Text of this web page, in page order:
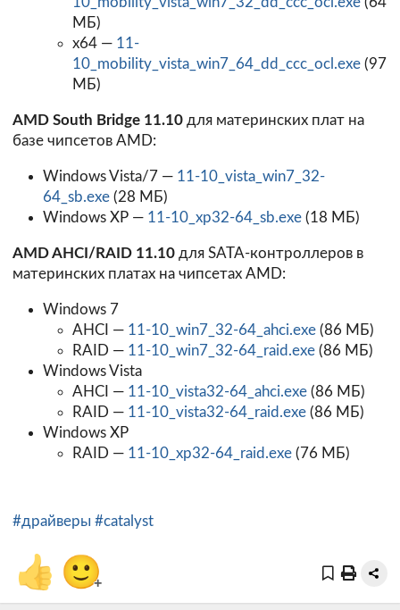
МБ)
x64 — 11-
10_mobility_vista_win7_64_dd_ccc_ocl.exe (97
МБ)
AMD South Bridge 11.10 для материнских плат на
базе чипсетов AMD:
Windows Vista/7 — 11-10_vista_win7_32-
64_sb.exe(28 МБ)
Windows XP — 11-10_xp32-64_sb.exe(18 МБ)
AMD AHCI/RAID 11.10 для SATA-контроллеров в
материнских платах на чипсетах AMD:
Windows 7
AHCI — 11-10_win7_32-64_ahci.exe (86 МБ)
RAID — 11-10_win7_32-64_raid.exe (86 МБ)
Windows Vista
AHCI — 11-10_vista32-64_ahci.exe (86 МБ)
RAID — 11-10_vista32-64_raid.exe (86 МБ)
Windows XP
RAID — 11-10_xp32-64_raid.exe (76 МБ)
#драйверы #catalyst
👍 🙂+